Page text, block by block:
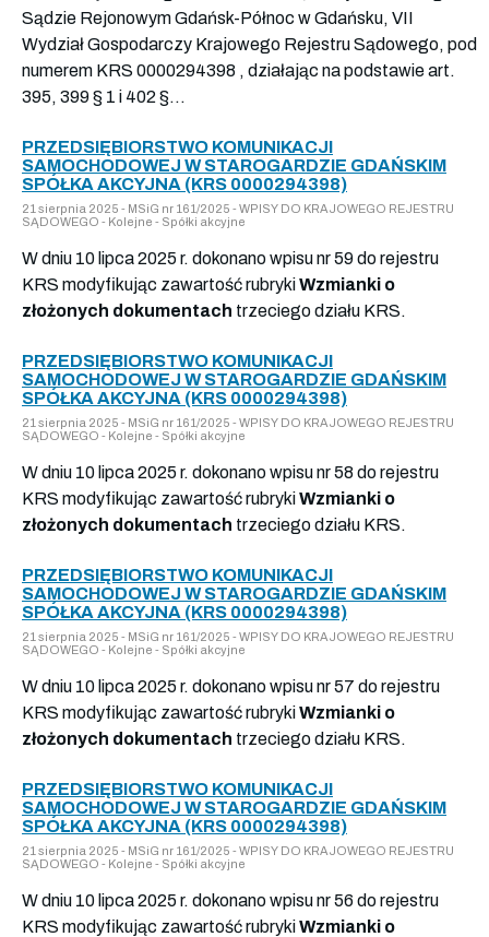
Sądzie Rejonowym Gdańsk-Północ w Gdańsku, VII
Wydział Gospodarczy Krajowego Rejestru Sądowego, pod
numerem KRS 0000294398 , działając na podstawie art.
395, 399 § 1 i 402 §...
PRZEDSIĘBIORSTWO KOMUNIKACJI
SAMOCHODOWEJ W STAROGARDZIE GDAŃSKIM
SPÓŁKA AKCYJNA (KRS 0000294398)
21 sierpnia 2025 - MSiG nr 161/2025 - WPISY DO KRAJOWEGO REJESTRU
SĄDOWEGO - Kolejne - Spółki akcyjne
W dniu 10 lipca 2025 r. dokonano wpisu nr 59 do rejestru
KRS modyfikując zawartość rubrykiWzmianki o
złożonych dokumentach trzeciego działu KRS.
PRZEDSIĘBIORSTWO KOMUNIKACJI
SAMOCHODOWEJ W STAROGARDZIE GDAŃSKIM
SPÓŁKA AKCYJNA (KRS 0000294398)
21 sierpnia 2025 - MSiG nr 161/2025 - WPISY DO KRAJOWEGO REJESTRU
SĄDOWEGO - Kolejne - Spółki akcyjne
W dniu 10 lipca 2025 r. dokonano wpisu nr 58 do rejestru
KRS modyfikując zawartość rubrykiWzmianki o
złożonych dokumentach trzeciego działu KRS.
PRZEDSIĘBIORSTWO KOMUNIKACJI
SAMOCHODOWEJ W STAROGARDZIE GDAŃSKIM
SPÓŁKA AKCYJNA (KRS 0000294398)
21 sierpnia 2025 - MSiG nr 161/2025 - WPISY DO KRAJOWEGO REJESTRU
SĄDOWEGO - Kolejne - Spółki akcyjne
W dniu 10 lipca 2025 r. dokonano wpisu nr 57 do rejestru
KRS modyfikując zawartość rubrykiWzmianki o
złożonych dokumentach trzeciego działu KRS.
PRZEDSIĘBIORSTWO KOMUNIKACJI
SAMOCHODOWEJ W STAROGARDZIE GDAŃSKIM
SPÓŁKA AKCYJNA (KRS 0000294398)
21 sierpnia 2025 - MSiG nr 161/2025 - WPISY DO KRAJOWEGO REJESTRU
SĄDOWEGO - Kolejne - Spółki akcyjne
W dniu 10 lipca 2025 r. dokonano wpisu nr 56 do rejestru
KRS modyfikując zawartość rubrykiWzmianki o